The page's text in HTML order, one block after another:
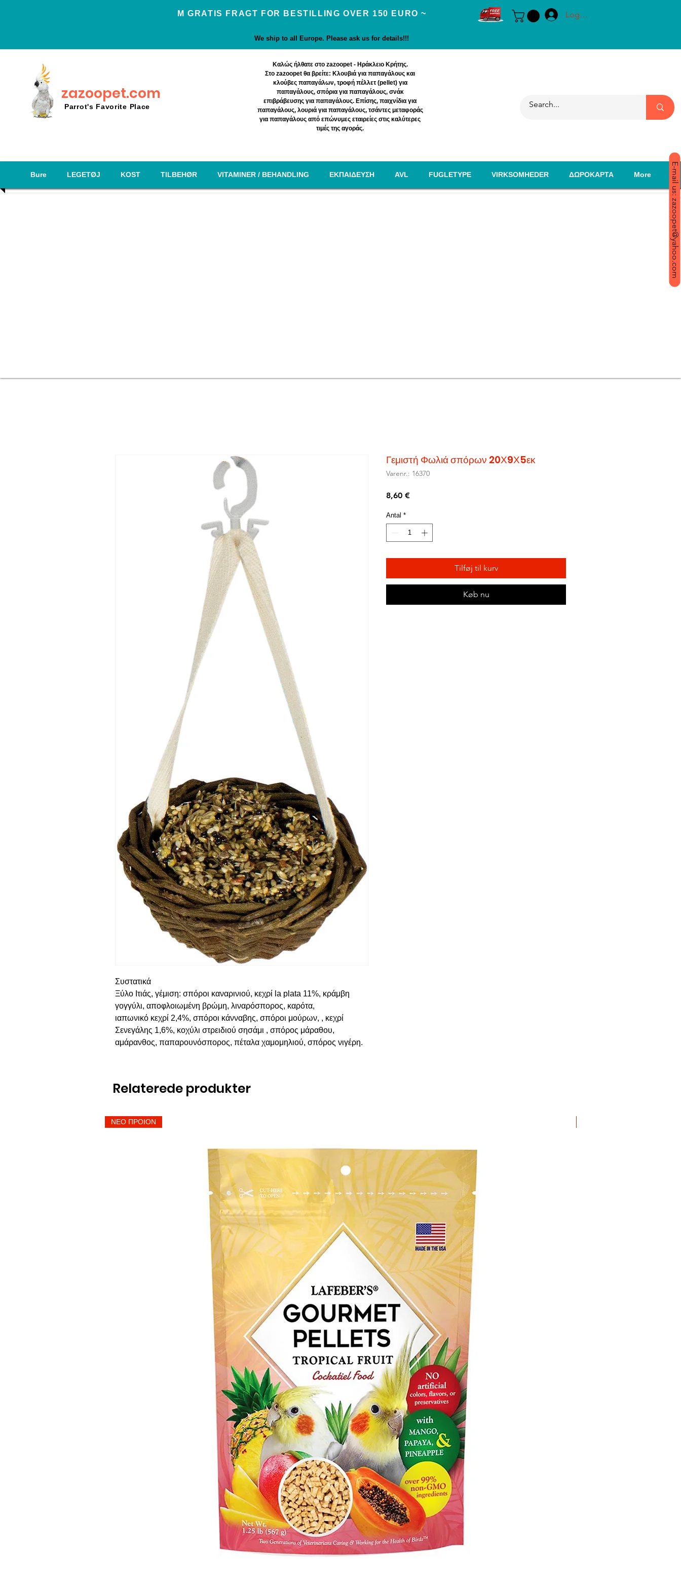
E-mail us: zazoopet@yahoo.com
Μ GRATIS FRAGT FOR BESTILLING OVER 150 EURO ~ Log ind
We ship to all Europe. Please ask us for details!!!
zazoopet.com
Parrot's Favorite Place
Καλώς ήλθατε στο zazoopet - Ηράκλειο Κρήτης.
Στο zazoopet θα βρείτε: Κλουβιά για παπαγάλους και
κλούβες παπαγάλων, τροφή πέλλετ (pellet) για
παπαγάλους, σπόρια για παπαγάλους, σνάκ
επιβράβευσης για παπαγάλους. Επίσης, παιχνίδια για
παπαγάλους, λουριά για παπαγάλους, τσάντες μεταφοράς
για παπαγάλους από επώνυμες εταιρείες στις καλύτερες
τιμές της αγοράς.
Bure LEGETØJ KOST TILBEHØR VITAMINER / BEHANDLING EΚΠΑΙΔΕΥΣΗ AVL FUGLETYPE VIRKSOMHEDER ΔΩΡΟΚΑΡΤΑ More
Συστατικά
Ξύλο Ιτιάς, γέμιση: σπόροι καναρινιού, κεχρί la plata 11%, κράμβη
γογγύλι, αποφλοιωμένη βρώμη, λιναρόσπορος, καρότα,
ιαπωνικό κεχρί 2,4%, σπόροι κάνναβης, σπόροι μούρων, , κεχρί
Σενεγάλης 1,6%, κοχύλι στρειδιού σησάμι , σπόρος μάραθου,
αμάρανθος, παπαρουνόσπορος, πέταλα χαμομηλιού, σπόρος νιγέρη.
Γεμιστή Φωλιά σπόρων 20Χ9Χ5εκ
Varenr.: 16370
8,60 €Pris
Antal *
Tilføj til kurv
Køb nu
Relaterede produkter
ΝΕΟ ΠΡΟΙΟΝ